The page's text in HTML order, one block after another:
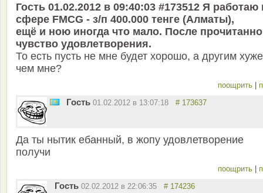
Гость 01.02.2012 в 09:40:03 #173512 Я работаю
сфере FMCG - з/п 400.000 тенге (Алматы),
ещё и ною иногда что мало. После
чувство удовлетворения.
То есть пусть не мне будет хорошо, а другим хуже
чем мне?
поощрить
Гость 01.02.2012 в 13:07:18 # 173637
Да ты нытик ебанный, в жопу удовлетворение
получи
поощрить
Гость 02.02.2012 в 22:06:35 # 174236